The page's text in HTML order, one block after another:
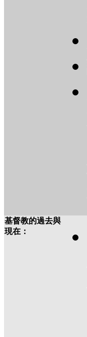
基督教的過去與
現在：